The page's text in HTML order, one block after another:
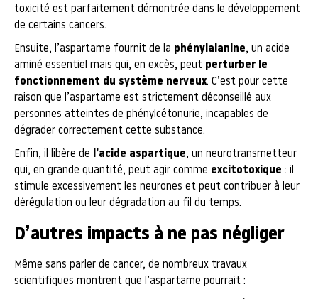
toxicité est parfaitement démontrée dans le développement
de certains cancers.
Ensuite, l’aspartame fournit de la phénylalanine, un acide
aminé essentiel mais qui, en excès, peut perturber le
fonctionnement du système nerveux. C’est pour cette
raison que l’aspartame est strictement déconseillé aux
personnes atteintes de phénylcétonurie, incapables de
dégrader correctement cette substance.
Enfin, il libère de l’acide aspartique, un neurotransmetteur
qui, en grande quantité, peut agir comme excitotoxique : il
stimule excessivement les neurones et peut contribuer à leur
dérégulation ou leur dégradation au fil du temps.
D’autres impacts à ne pas négliger
Même sans parler de cancer, de nombreux travaux
scientifiques montrent que l’aspartame pourrait :